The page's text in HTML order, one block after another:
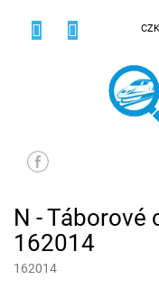
CZK
N - Táborové
162014
162014